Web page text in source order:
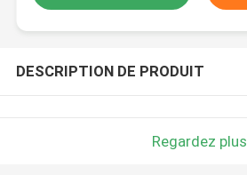
DESCRIPTION DE PRODUIT
Regardez plus